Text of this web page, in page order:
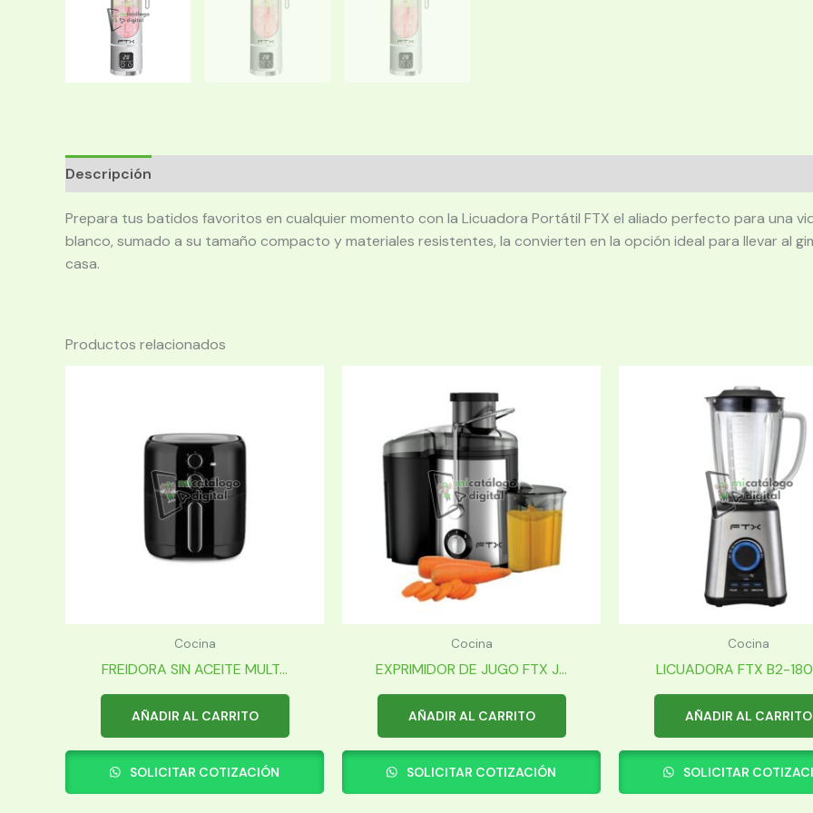
Descripción
Prepara tus batidos favoritos en cualquier momento con la Licuadora Portátil FTX el aliado perfecto para una
blanco, sumado a su tamaño compacto y materiales resistentes, la convierten en la opción ideal para llevar al
casa.
Productos relacionados
Cocina
FREIDORA SIN ACEITE MULT...
AÑADIR AL CARRITO
SOLICITAR COTIZACIÓN
Cocina
EXPRIMIDOR DE JUGO FTX J...
AÑADIR AL CARRITO
SOLICITAR COTIZACIÓN
Cocina
LICUADORA FTX B2-180
AÑADIR AL CARRITO
SOLICITAR